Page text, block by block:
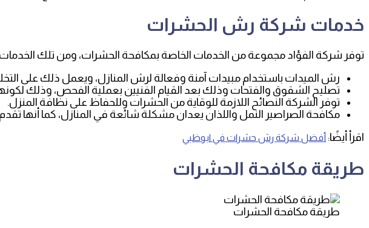
خدمات شركة رش الحشرات
توفر شركة الفؤاد مجموعة من الخدمات الخاصة بمكافحة الحشرات، ومن تلك الخدمات
رش الميدات باستخدام مبيدات آمنة وفعالة لرش المنازل، ويعمل ذلك على
تصليح الشقوق والفتحات وذلك بعد القيام الفنيين بعملية الفحص، وذلك
توفر الشركة النصائح اللازمة للوقاية من الحشرات وللحفاظ على نظافة المنزل.
مكافحة الصراصير النمل واللذان يعدان مشكلة شائعة في المنازل، كما أنها تقدم
اقرأ أيضًا: أفضل شركة رش حشرات في ابوظبي
طريقة مكافحة الحشرات
طريقة مكافحة الحشرات